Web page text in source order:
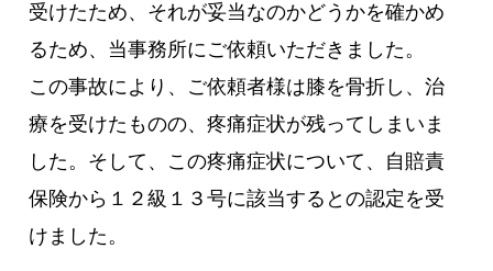
受けたため、それが妥当なのかどうかを確かめ
るため、当事務所にご依頼いただきました。
この事故により、ご依頼者様は膝を骨折し、治
療を受けたものの、疼痛症状が残ってしまいま
した。そして、この疼痛症状について、自賠責
保険から１２級１３号に該当するとの認定を受
けました。